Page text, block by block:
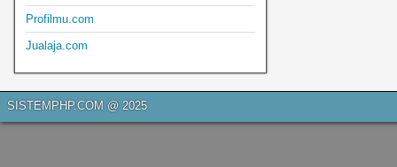
Profilmu.com
Jualaja.com
SISTEMPHP.COM @ 2025